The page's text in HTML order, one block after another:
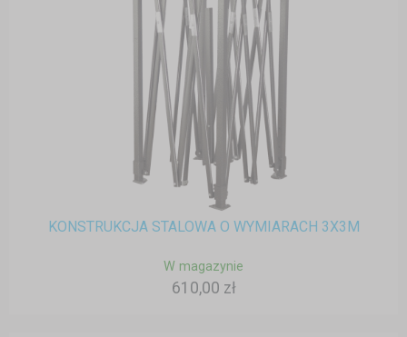
KONSTRUKCJA STALOWA O WYMIARACH 3X3M
W magazynie
610,00 zł